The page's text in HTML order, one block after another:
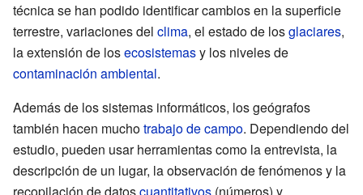
técnica se han podido identificar cambios en la superficie
terrestre, variaciones del clima, el estado de losglaciares,
la extensión de losecosistemasy los niveles de
contaminación ambiental.
Además de los sistemas informáticos, los geógrafos
también hacen muchotrabajo de campo. Dependiendo del
estudio, pueden usar herramientas como la entrevista, la
descripción de un lugar, la observación de fenómenos y la